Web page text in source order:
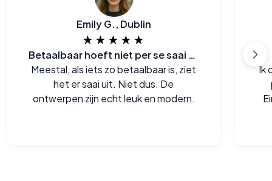
Emily G., Dublin
★★★★★
Betaalbaar hoeft niet per se saai te zijn
Meestal, als iets zo betaalbaar is, ziet
het er saai uit. Niet dus. De
ontwerpen zijn echt leuk en modern.
Ik